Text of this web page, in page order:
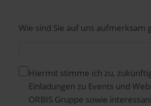
Wie sind Sie auf uns aufmerksam
Hiermit stimme ich zu,
Einladungen zu Events und
ORBIS Gruppe sowie